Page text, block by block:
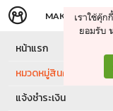
จัดการรถเข็น ดำ
MAKERSเราใช้คุ๊
ยอมรับ
หน้าแรก
หมวดหมู่สินค้า
แจ้งชำระเงิน